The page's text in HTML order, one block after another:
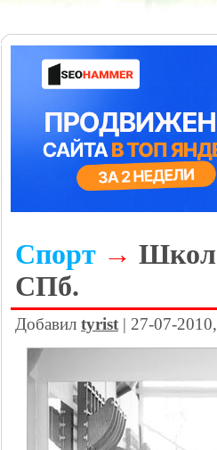
Спорт →
СПб.
Добавил tyrist | 27-07-